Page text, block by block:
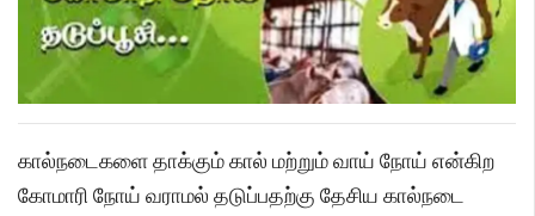
கால்நடைகளை தாக்கும் கால் மற்றும் வாய் நோய் என்கிற
கோமாரி நோய் வராமல் தடுப்பதற்கு தேசிய கால்நடை